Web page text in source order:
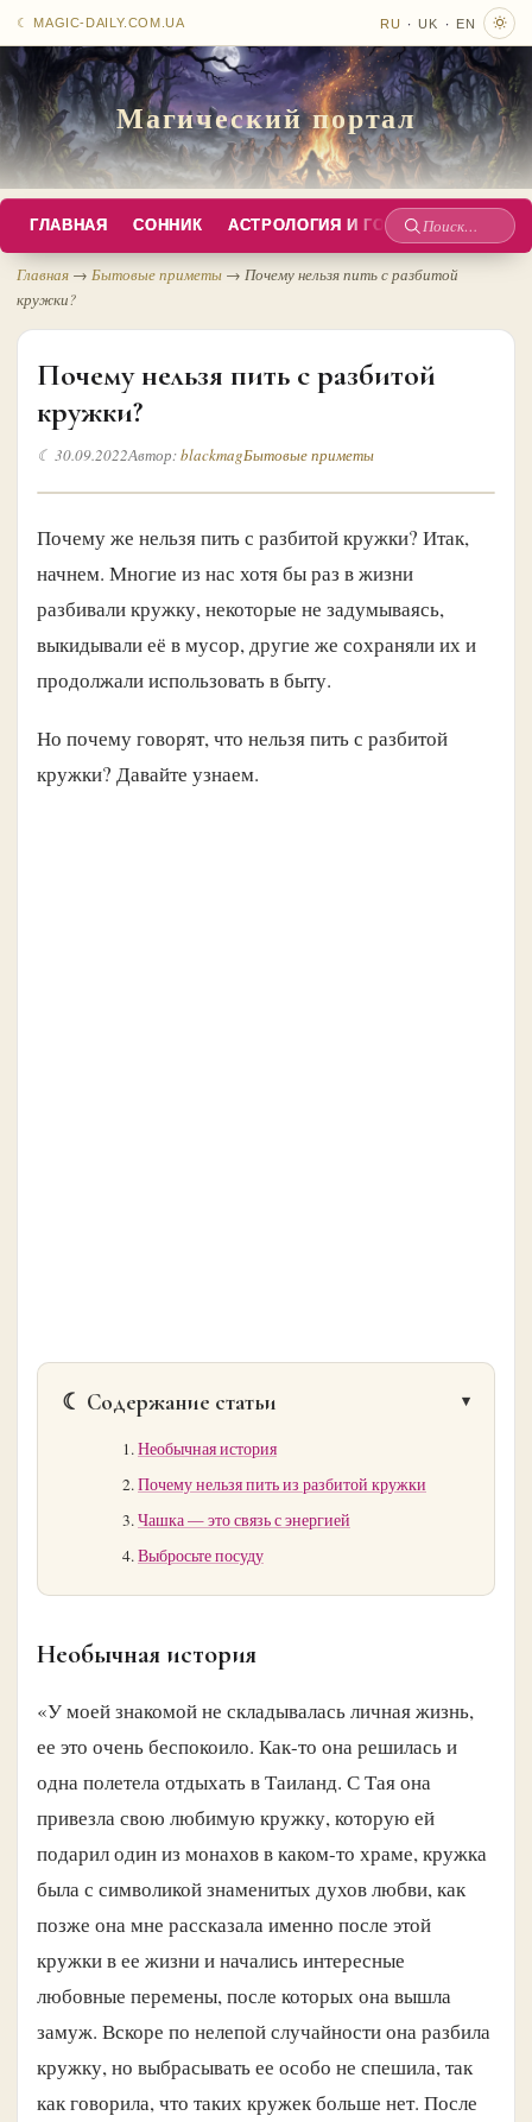
☾ MAGIC-DAILY.COM.UA RU · UK · EN
Магический портал
ГЛАВНАЯ СОННИК АСТРОЛОГИЯ И ГОРОСКОПЫ
Поиск
по
Главная → Бытовые приметы → Почему нельзя пить с разбитой
кружки?
Почему нельзя пить с разбитой
кружки?
☾ 30.09.2022Автор:blackmagБытовые приметы
Почему же нельзя пить с разбитой кружки? Итак,
начнем. Многие из нас хотя бы раз в жизни
разбивали кружку, некоторые не задумываясь,
выкидывали её в мусор, другие же сохраняли их и
продолжали использовать в быту.
Но почему говорят, что нельзя пить с разбитой
кружки? Давайте узнаем.
☾ Содержание статьи
Необычная история
Почему нельзя пить из разбитой кружки
Чашка — это связь с энергией
Выбросьте посуду
Необычная история
«У моей знакомой не складывалась личная жизнь,
ее это очень беспокоило. Как-то она решилась и
одна полетела отдыхать в Таиланд. С Тая она
привезла свою любимую кружку, которую ей
подарил один из монахов в каком-то храме, кружка
была с символикой знаменитых духов любви, как
позже она мне рассказала именно после этой
кружки в ее жизни и начались интересные
любовные перемены, после которых она вышла
замуж. Вскоре по нелепой случайности она разбила
кружку, но выбрасывать ее особо не спешила, так
как говорила, что таких кружек больше нет. После